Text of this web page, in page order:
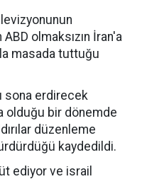
olmaksızın İran'a
masada tuttuğu
sona erdirecek
olduğu bir dönemde
düzenleme
kaydedildi.
ediyor ve israil